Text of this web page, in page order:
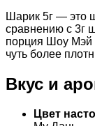
Шарик 5г — это
сравнению с 3г
порция Шоу Мэй
чуть более
Вкус и
Цвет